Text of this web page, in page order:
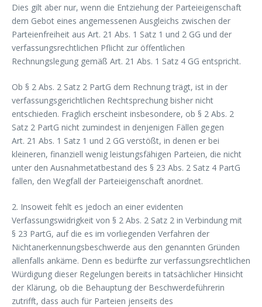
Dies gilt aber nur, wenn die Entziehung der Parteieigenschaft
dem Gebot eines angemessenen Ausgleichs zwischen der
Parteienfreiheit aus Art. 21 Abs. 1 Satz 1 und 2 GG und der
verfassungsrechtlichen Pflicht zur öffentlichen
Rechnungslegung gemäß Art. 21 Abs. 1 Satz 4 GG entspricht.
Ob § 2 Abs. 2 Satz 2 PartG dem Rechnung trägt, ist in der
verfassungsgerichtlichen Rechtsprechung bisher nicht
entschieden. Fraglich erscheint insbesondere, ob § 2 Abs. 2
Satz 2 PartG nicht zumindest in denjenigen Fällen gegen
Art. 21 Abs. 1 Satz 1 und 2 GG verstößt, in denen er bei
kleineren, finanziell wenig leistungsfähigen Parteien, die nicht
unter den Ausnahmetatbestand des § 23 Abs. 2 Satz 4 PartG
fallen, den Wegfall der Parteieigenschaft anordnet.
2. Insoweit fehlt es jedoch an einer evidenten
Verfassungswidrigkeit von § 2 Abs. 2 Satz 2 in Verbindung mit
§ 23 PartG, auf die es im vorliegenden Verfahren der
Nichtanerkennungsbeschwerde aus den genannten Gründen
allenfalls ankäme. Denn es bedürfte zur verfassungsrechtlichen
Würdigung dieser Regelungen bereits in tatsächlicher Hinsicht
der Klärung, ob die Behauptung der Beschwerdeführerin
zutrifft, dass auch für Parteien jenseits des